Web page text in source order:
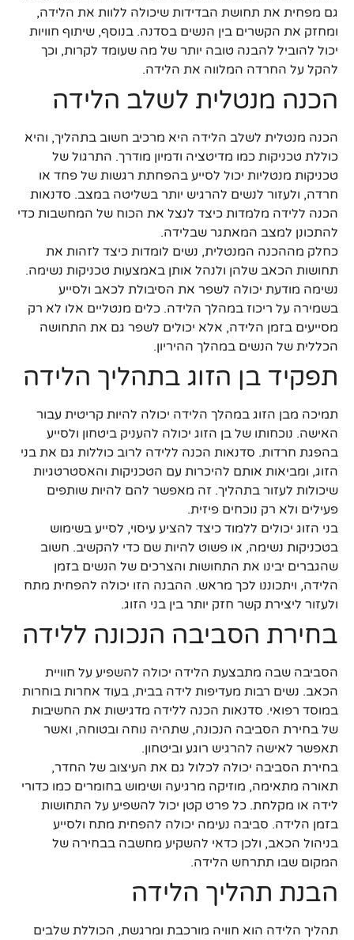
גם מפחית את תחושת הבדידות שיכולה ללוות את הלידה,
ומחזק את הקשרים בין הנשים בסדנה. בנוסף, שיתוף חוויות
יכול להוביל להבנה טובה יותר של מה שעומד לקרות, וכך
להקל על החרדה המלווה את הלידה.
הכנה מנטלית לשלב הלידה
הכנה מנטלית לשלב הלידה היא מרכיב חשוב בתהליך, והיא
כוללת טכניקות כמו מדיטציה ודמיון מודרך. התרגול של
טכניקות מנטליות יכול לסייע בהפחתת רגשות של פחד או
חרדה, ולעזור לנשים להרגיש יותר בשליטה במצב. סדנאות
הכנה ללידה מלמדות כיצד לנצל את הכוח של המחשבות כדי
להתכונן למצב המאתגר שבלידה.
כחלק מההכנה המנטלית, נשים לומדות כיצד לזהות את
תחושות הכאב שלהן ולנהל אותן באמצעות טכניקות נשימה.
נשימה מודעת יכולה לשפר את הסיבולת לכאב ולסייע
בשמירה על ריכוז במהלך הלידה. כלים מנטליים אלו לא רק
מסייעים בזמן הלידה, אלא יכולים לשפר גם את התחושה
הכללית של הנשים במהלך ההיריון.
תפקיד בן הזוג בתהליך הלידה
תמיכה מבן הזוג במהלך הלידה יכולה להיות קריטית עבור
האישה. נוכחותו של בן הזוג יכולה להעניק ביטחון ולסייע
בהפגת חרדות. סדנאות הכנה ללידה לרוב כוללות גם את בני
הזוג, ומביאות אותם להיכרות עם הטכניקות והאסטרטגיות
שיכולות לעזור בתהליך. זה מאפשר להם להיות שותפים
פעילים ולא רק נוכחים פיזית.
בני הזוג יכולים ללמוד כיצד להציע עיסוי, לסייע בשימוש
בטכניקות נשימה, או פשוט להיות שם כדי להקשיב. חשוב
שהגברים יבינו את התחושות והצרכים של הנשים בזמן
הלידה, ויתכוננו לכך מראש. ההבנה הזו יכולה להפחית מתח
ולעזור ליצירת קשר חזק יותר בין בני הזוג.
בחירת הסביבה הנכונה ללידה
הסביבה שבה מתבצעת הלידה יכולה להשפיע על חוויית
הכאב. נשים רבות מעדיפות לידה בבית, בעוד אחרות בוחרות
במוסד רפואי. סדנאות הכנה ללידה מדגישות את החשיבות
של בחירת הסביבה הנכונה, שתהיה נוחה ובטוחה, ואשר
תאפשר לאישה להרגיש רוגע וביטחון.
בחירת הסביבה יכולה לכלול גם את העיצוב של החדר,
תאורה מתאימה, מוזיקה מרגיעה ושימוש בחומרים כמו כדורי
לידה או מקלחת. כל פרט קטן יכול להשפיע על התחושות
בזמן הלידה. סביבה נעימה יכולה להפחית מתח ולסייע
בניהול הכאב, ולכן כדאי להשקיע מחשבה בבחירה של
המקום שבו תתרחש הלידה.
הבנת תהליך הלידה
תהליך הלידה הוא חוויה מורכבת ומרגשת, הכוללת שלבים